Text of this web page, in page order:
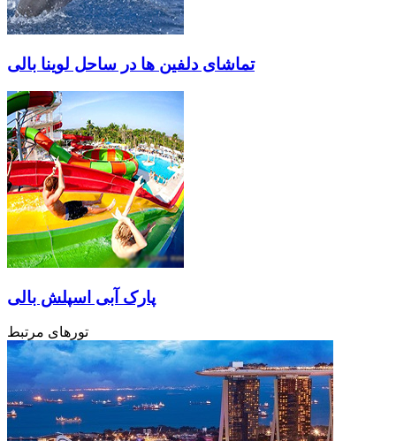
تماشای دلفین ها در ساحل لوینا بالی
پارک آبی اسپلش بالی
تورهای مرتبط